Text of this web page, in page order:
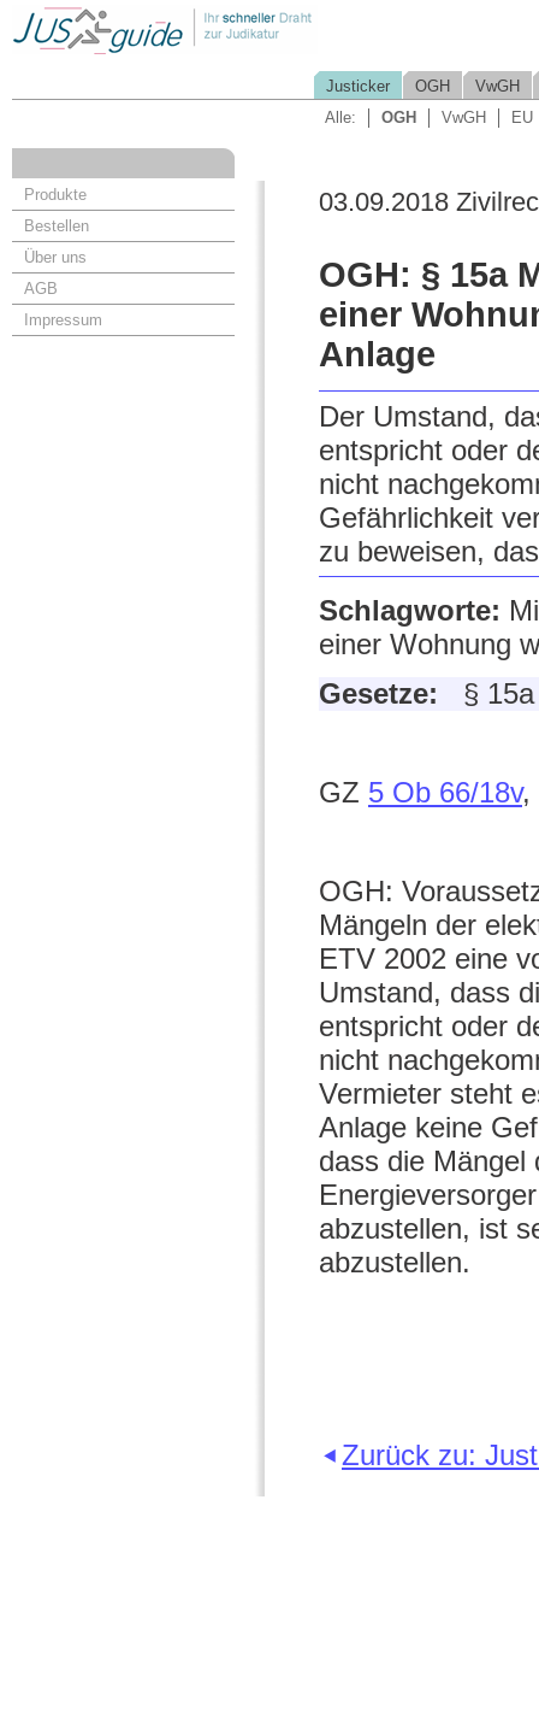
Justicker OGH
VwGH
Alle:
OGH VwGH EU
Produkte
Bestellen
Über uns
AGB
Impressum
03.09.2018
OGH: § 15a
einer
Anlage
Der Umstand,
entspricht oder
nicht
Gefährlichkeit
zu beweisen,
Schlagworte:
einer Wohnung
Gesetze:
§
GZ 5 Ob 66/18v,
OGH:
Mängeln der
ETV 2002 eine
Umstand, dass
entspricht oder
nicht
Vermieter steht
Anlage keine
dass die Mängel
abzustellen, ist
abzustellen.
Zurück zu: